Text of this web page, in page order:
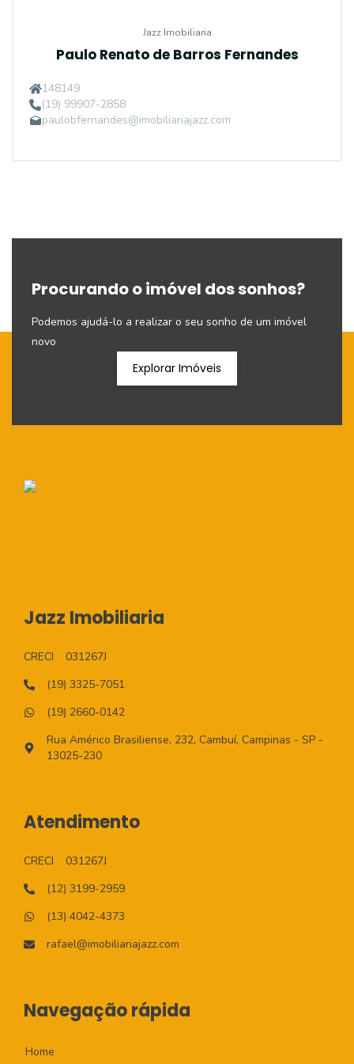
Jazz Imobiliaria
Paulo Renato de Barros Fernandes
148149
(19) 99907-2858
paulobfernandes@imobiliariajazz.com
Procurando o imóvel dos sonhos?
Podemos ajudá-lo a realizar o seu sonho de um imóvel
novo
Explorar Imóveis
Jazz Imobiliaria
CRECI
031267J
(19) 3325-7051
(19) 2660-0142
Rua Américo Brasiliense, 232, Cambuí, Campinas - SP -
13025-230
Atendimento
CRECI
031267J
(12) 3199-2959
(13) 4042-4373
rafael@imobiliariajazz.com
Navegação rápida
Home